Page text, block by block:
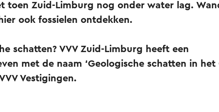
toen Zuid-Limburg nog onder water lag.
ook fossielen ontdekken.
schatten? VVV Zuid-Limburg heeft een
met de naam ‘Geologische schatten in het
Vestigingen.